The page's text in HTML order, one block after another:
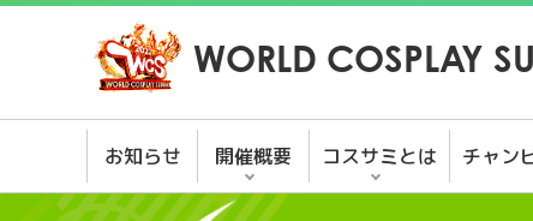
WORLD COSPLAY
お知らせ 開催概要 コスサミとは チャン